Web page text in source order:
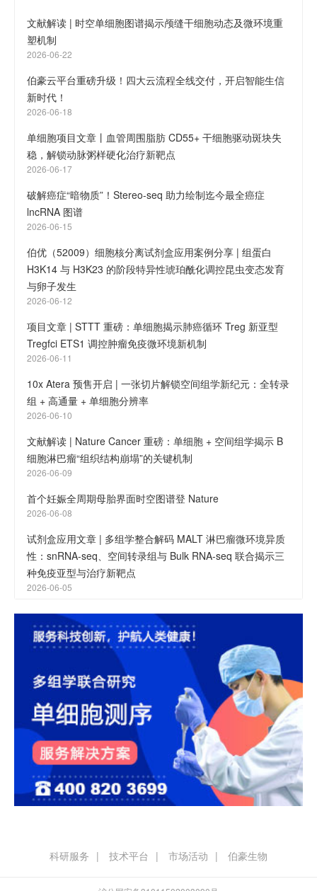
文献解读 | 时空单细胞图谱揭示颅缝干细胞动态及微环境重
塑机制
2026-06-22
伯豪云平台重磅升级！四大云流程全线交付，开启智能生信
新时代！
2026-06-18
单细胞项目文章丨血管周围脂肪 CD55+ 干细胞驱动斑块失
稳，解锁动脉粥样硬化治疗新靶点
2026-06-17
破解癌症“暗物质”！Stereo-seq 助力绘制迄今最全癌症
lncRNA 图谱
2026-06-15
伯优（52009）细胞核分离试剂盒应用案例分享 | 组蛋白
H3K14 与 H3K23 的阶段特异性琥珀酰化调控昆虫变态发育
与卵子发生
2026-06-12
项目文章 | STTT 重磅：单细胞揭示肺癌循环 Treg 新亚型
Tregfci ETS1 调控肿瘤免疫微环境新机制
2026-06-11
10x Atera 预售开启 | 一张切片解锁空间组学新纪元：全转录
组 + 高通量 + 单细胞分辨率
2026-06-10
文献解读 | Nature Cancer 重磅：单细胞 + 空间组学揭示 B
细胞淋巴瘤“组织结构崩塌”的关键机制
2026-06-09
首个妊娠全周期母胎界面时空图谱登 Nature
2026-06-08
试剂盒应用文章 | 多组学整合解码 MALT 淋巴瘤微环境异质
性：snRNA-seq、空间转录组与 Bulk RNA-seq 联合揭示三
种免疫亚型与治疗新靶点
2026-06-05
科研服务 技术平台 市场活动 伯豪生物